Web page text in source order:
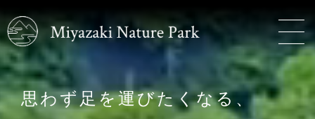
思わず足を運びたくなる、